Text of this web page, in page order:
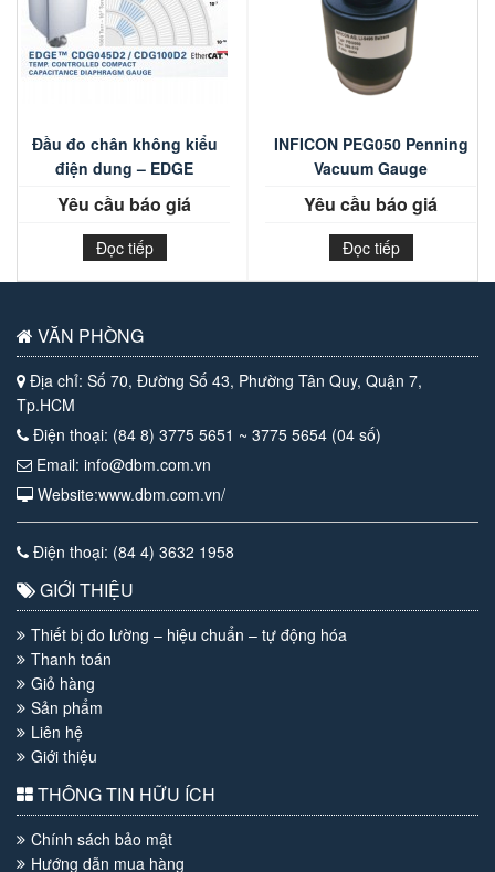
Đầu đo chân không kiểu
điện dung – EDGE
Yêu cầu báo giá
Đọc tiếp
INFICON PEG050 Penning
Vacuum Gauge
Yêu cầu báo giá
Đọc tiếp
VĂN PHÒNG
Địa chỉ: Số 70, Đường Số 43, Phường Tân Quy, Quận 7,
Tp.HCM
Điện thoại: (84 8) 3775 5651 ~ 3775 5654 (04 số)
Email: info@dbm.com.vn
Website:www.dbm.com.vn/
Điện thoại: (84 4) 3632 1958
GIỚI THIỆU
Thiết bị đo lường – hiệu chuẩn – tự động hóa
Thanh toán
Giỏ hàng
Sản phẩm
Liên hệ
Giới thiệu
THÔNG TIN HỮU ÍCH
Chính sách bảo mật
Hướng dẫn mua hàng